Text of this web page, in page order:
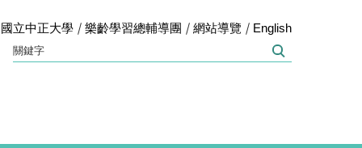
國立中正大學 樂齡學習總輔導團 網站導覽 English